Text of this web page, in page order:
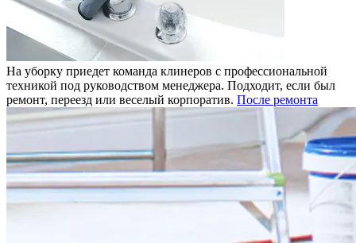
На уборку приедет команда клинеров с профессиональной
техникой под руководством менеджера. Подходит, если был
ремонт, переезд или веселый корпоратив. После ремонта